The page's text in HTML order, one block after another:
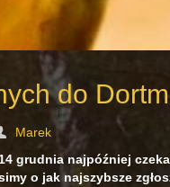
do
Marek
grudnia najpóźniej
o jak najszybsze